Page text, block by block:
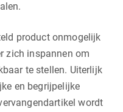
product onmogelijk
zich inspannen om
te stellen. Uiterlijk
en begrijpelijke
wordt